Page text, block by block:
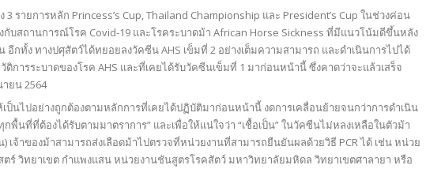
รายการหลัก Princess’s Cup, Thailand Championship และ President’s Cup ในช่วงค่อน
บสถานการณ์โรค Covid-19 และโรคระบาดม้า African Horse Sickness ที่มีแนวโน้มดีขึ้นหลัง
กทั้ง ทางปศุสัตว์ได้ทยอยลงวัคซีน AHS เข็มที่ 2 อย่างเต็มความสามารถ และดำเนินการไปได้
การระบาดของโรค AHS และที่เคยได้รับวัคซีนเข็มที่ 1 มาก่อนหน้านี้ ซึ่งคาดว่าจะแล้วเสร็จ
ยน 2564
ป็นไปอย่างถูกต้องตามหลักการที่เคยได้ปฏิบัติมาก่อนหน้านี้ งดการเคลื่อนย้ายจนกว่าการดำเนิน
พื้นที่ที่ต้องได้รับตามมาตราการ” และเพื่อให้แน่ใจว่า “เชื้อเป็น” ในวัคซีนไม่หลงเหลือในตัวม้า
เจ้าของม้าสามารถส่งเลือดม้าไปตรวจที่หน่วยงานที่สามารถยืนยันผลด้วยวิธี PCR ได้ เช่น หน่วย
ร์ วิทยาเขต กำแพงแสน หน่วยงานชันสูตรโรคสัตว์ มหาวิทยาลัยมหิดล วิทยาเขตศาลายา หรือ